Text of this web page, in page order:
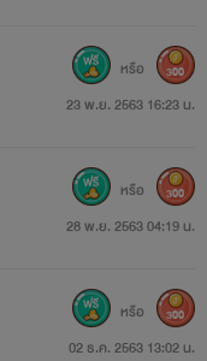
23 พ.ย. 2563 16:23 น.
หรือ 300
28 พ.ย. 2563 04:19 น.
หรือ 300
02 ธ.ค. 2563 13:02 น.
หรือ 300